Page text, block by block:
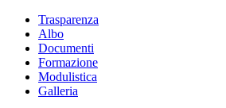
Trasparenza
Albo
Documenti
Formazione
Modulistica
Galleria